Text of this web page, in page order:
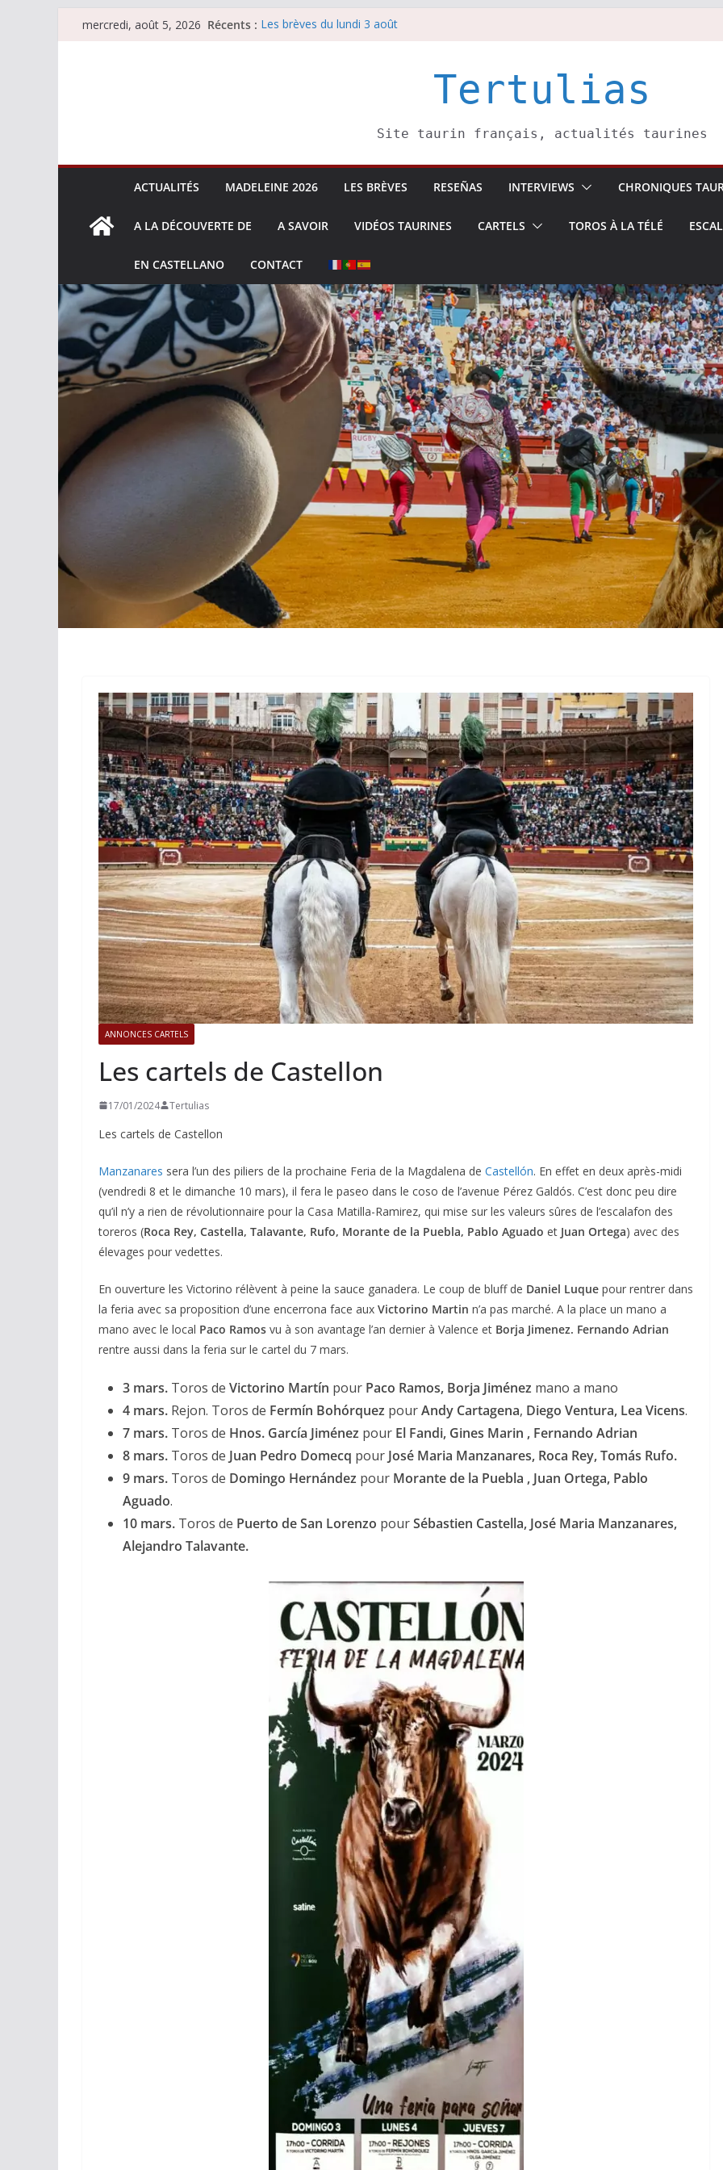
Passermercredi, août 5, 2026 Récents : Les brèves du lundi 3 août
Tertulias
Site taurin français, actualités taurines
ACTUALITÉS MADELEINE 2026 LES BRÈVES RESEÑAS INTERVIEWS CHRONIQUES
A LA DÉCOUVERTE DE A SAVOIR VIDÉOS TAURINES CARTELS TOROS À LA TÉLÉ
EN CASTELLANO CONTACT
ANNONCES CARTELS
Les cartels de Castellon
17/01/2024 Tertulias
Les cartels de Castellon
Manzanares sera l’un des piliers de la prochaine Feria de la Magdalena de Castellón. En effet en deux après-midi
(vendredi 8 et le dimanche 10 mars), il fera le paseo dans le coso de l’avenue Pérez Galdós. C’est donc peu dire
qu’il n’y a rien de révolutionnaire pour la Casa Matilla-Ramirez, qui mise sur les valeurs sûres de l’escalafon des
toreros (Roca Rey, Castella, Talavante, Rufo, Morante de la Puebla, Pablo Aguado et Juan Ortega) avec des
élevages pour vedettes.
En ouverture les Victorino rélèvent à peine la sauce ganadera. Le coup de bluff de Daniel Luque pour rentrer dans
la feria avec sa proposition d’une encerrona face aux Victorino Martin n’a pas marché. A la place un mano a
mano avec le local Paco Ramos vu à son avantage l’an dernier à Valence et Borja Jimenez. Fernando Adrian
rentre aussi dans la feria sur le cartel du 7 mars.
3 mars. Toros de Victorino Martín pour Paco Ramos, Borja Jiménez mano a mano
4 mars. Rejon. Toros de Fermín Bohórquez pourAndy Cartagena, Diego Ventura, Lea Vicens.
7 mars. Toros de Hnos. García Jiménez pour El Fandi, Gines Marin , Fernando Adrian
8 mars. Toros de Juan Pedro Domecq pour José Maria Manzanares, Roca Rey, Tomás Rufo.
9 mars. Toros de Domingo Hernández pour Morante de la Puebla , Juan Ortega, Pablo
Aguado.
10 mars. Toros de Puerto de San Lorenzo pourSébastien Castella, José Maria Manzanares,
Alejandro Talavante.
ACTUALITÉS TAURINES PHOTOS TAURINES 2026
Istres, l’ouverture en
photos
19/06/2026 Tertulias
ACTUALITÉS TAURINES PHOTOS TAURINES 2026
Bayonne, la corrida des
fêtes en photos
17/07/2026 Tertulias
CHRONIQUES TAURINES 2026
Arles : au seuil des
espérances.
Olivier Castelnau
CHRONIQUES TAURINES 2026
Istres : la feria des
ultimes émotions
18/06/2026